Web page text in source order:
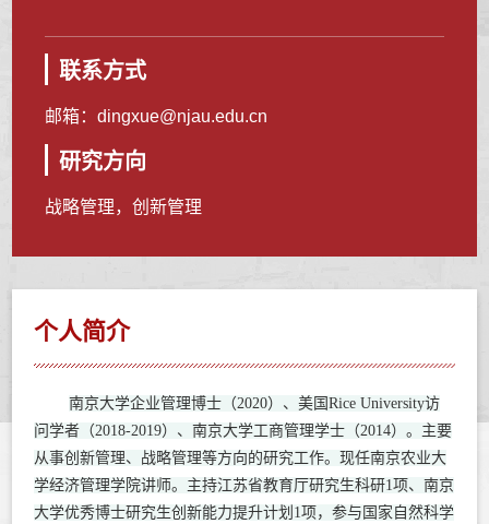
联系方式
邮箱：dingxue@njau.edu.cn
研究方向
战略管理，创新管理
个人简介
南京大学企业管理博士（2020）、美国Rice University访
问学者（2018-2019）、南京大学工商管理学士（2014）。主要
从事创新管理、战略管理等方向的研究工作。现任南京农业大
学经济管理学院讲师。主持江苏省教育厅研究生科研1项、南京
大学优秀博士研究生创新能力提升计划1项，参与国家自然科学